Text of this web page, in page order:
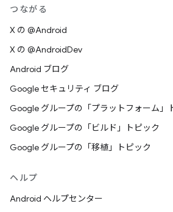
つながる
X の @Android
X の @AndroidDev
Android ブログ
Google セキュリティ ブログ
Google グループの「プラットフォーム」
Google グループの「ビルド」トピック
Google グループの「移植」トピック
ヘルプ
Android ヘルプセンター